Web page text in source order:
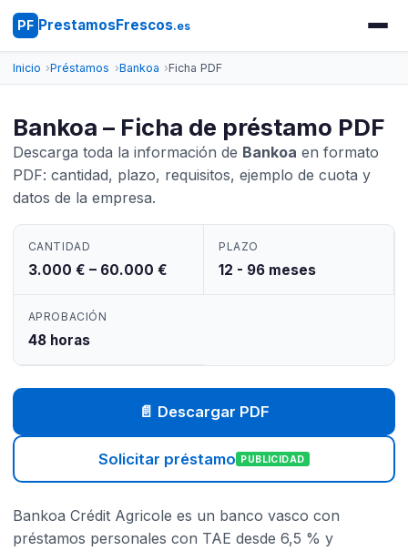
PF PrestamosFrescos.es
Inicio Préstamos Bankoa Ficha PDF
Bankoa – Ficha de préstamo PDF
Descarga toda la información de Bankoa en formato
PDF: cantidad, plazo, requisitos, ejemplo de cuota y
datos de la empresa.
CANTIDAD
3.000 € – 60.000 €
PLAZO
12 - 96 meses
APROBACIÓN
48 horas
📄 Descargar PDF
Solicitar préstamo PUBLICIDAD
Bankoa Crédit Agricole es un banco vasco con
préstamos personales con TAE desde 6,5 % y